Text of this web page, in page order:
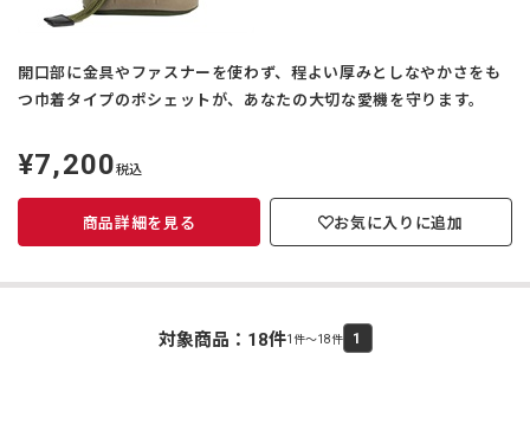
開口部に金具やファスナーを使わず、程よい厚みとしなやかさをも
つ巾着タイプのポシェットが、あなたの大切な愛機を守ります。
定
価
¥7,200税込
商品詳細を見る お気に入りに追加
対象商品： 18件1件～18件 1